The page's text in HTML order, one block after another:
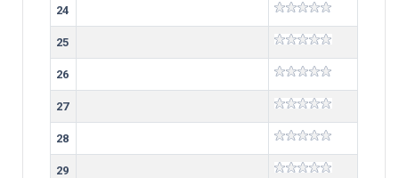
24
25
26
27
28
29